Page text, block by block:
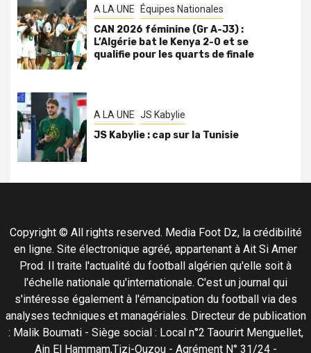
A LA UNE Équipes Nationales
CAN 2026 féminine (Gr A-J3) :
L’Algérie bat le Kenya 2-0 et se
qualifie pour les quarts de finale
A LA UNE JS Kabylie
JS Kabylie : cap sur la Tunisie
Copyright © All rights reserved. Media Foot Dz, la crédibilité
en ligne. Site électronique agréé, appartenant à Ait Si Amer
Prod. Il traite l'actualité du football algérien qu'elle soit à
l'échelle nationale qu'internationale. C'est un journal qui
s'intéresse également à l'émancipation du football via des
analyses techniques et managériales. Directeur de publication
: Malik Boumati - Siège social : Local n°2 Taourirt Menguellet,
Ain El Hammam,Tizi-Ouzou - Agrément N° 31/24 -